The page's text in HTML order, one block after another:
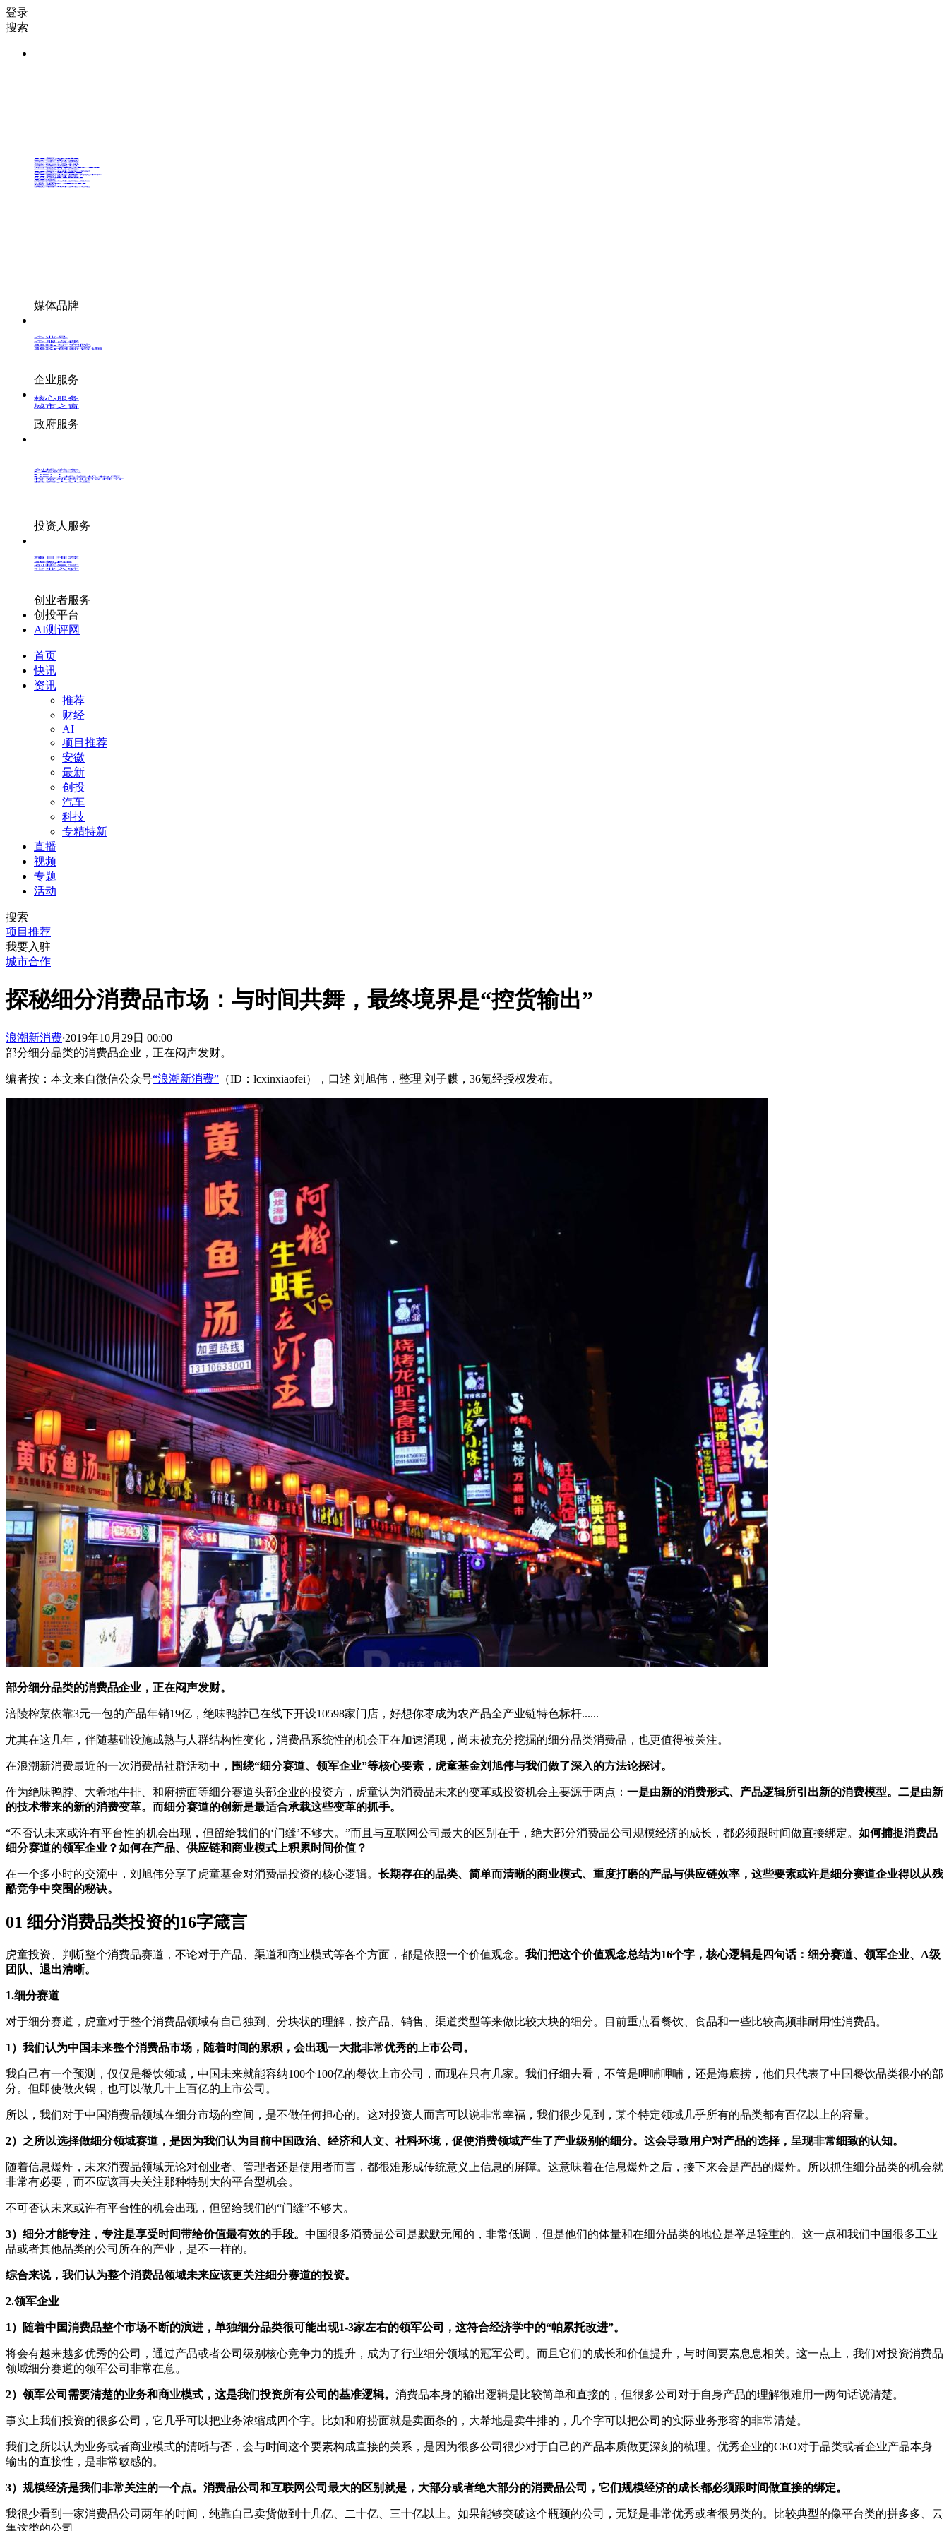
登录
搜索
36氪Auto
未来消费
未来城市
36氪出海
硬氪
媒体品牌
企业号
企服点评
36Kr研究院
36Kr创新咨询
企业服务
核心服务
城市之窗
政府服务
创投发布
LP源计划
VClub
VClub投资机构库
投资机构职位推介
投资人认证
投资人服务
项目推荐
36氪Pro
创投氪堂
企业入驻
创业者服务
创投平台
AI测评网
首页
快讯
资讯
推荐
财经
AI
项目推荐
安徽
最新
创投
汽车
科技
专精特新
直播
视频
专题
活动
搜索
项目推荐
我要入驻
城市合作
探秘细分消费品市场：与时间共舞，最终境界是“控货输出”
浪潮新消费·2019年10月29日 00:00
部分细分品类的消费品企业，正在闷声发财。
编者按：本文来自微信公众号“浪潮新消费” （ID：lcxinxiaofei），口述 刘旭伟，整理 刘子麒，36氪经授权发布。
部分细分品类的消费品企业，正在闷声发财。
涪陵榨菜依靠3元一包的产品年销19亿，绝味鸭脖已在线下开设10598家门店，好想你枣成为农产品全产业链特色标杆......
尤其在这几年，伴随基础设施成熟与人群结构性变化，消费品系统性的机会正在加速涌现，尚未被充分挖掘的细分品类消费品，也更值得被关注。
在浪潮新消费最近的一次消费品社群活动中， 围绕“细分赛道、领军企业”等核心要素，虎童基金刘旭伟与我们做了深入的方法论探讨。
作为绝味鸭脖、大希地牛排、和府捞面等细分赛道头部企业的投资方，虎童认为消费品未来的变革或投资机会主要源于两点： 一是由新的消费形式、产品逻辑所引出新的消费模型。 二是由新
的技术带来的新的消费变革。 而细分赛道的创新是最适合承载这些变革的抓手。
“不否认未来或许有平台性的机会出现，但留给我们的‘门缝’不够大。”而且与互联网公司最大的区别在于，绝大部分消费品公司规模经济的成长，都必须跟时间做直接绑定。 如何捕捉消费品
细分赛道的领军企业？如何在产品、供应链和商业模式上积累时间价值？
在一个多小时的交流中，刘旭伟分享了虎童基金对消费品投资的核心逻辑。 长期存在的品类、简单而清晰的商业模式、重度打磨的产品与供应链效率，这些要素或许是细分赛道企业得以从残
酷竞争中突围的秘诀。
01 细分消费品类投资的16字箴言
虎童投资、判断整个消费品赛道，不论对于产品、渠道和商业模式等各个方面，都是依照一个价值观念。 我们把这个价值观念总结为16个字，核心逻辑是四句话： 细分赛道、领军企业、A级
团队、退出清晰。
1.细分赛道
对于细分赛道，虎童对于整个消费品领域有自己独到、分块状的理解，按产品、销售、渠道类型等来做比较大块的细分。目前重点看餐饮、食品和一些比较高频非耐用性消费品。
1）我们认为中国未来整个消费品市场，随着时间的累积，会出现一大批非常优秀的上市公司。
我自己有一个预测，仅仅是餐饮领域，中国未来就能容纳100个100亿的餐饮上市公司，而现在只有几家。我们仔细去看，不管是呷哺呷哺，还是海底捞，他们只代表了中国餐饮品类很小的部
分。但即使做火锅，也可以做几十上百亿的上市公司。
所以，我们对于中国消费品领域在细分市场的空间，是不做任何担心的。这对投资人而言可以说非常幸福，我们很少见到，某个特定领域几乎所有的品类都有百亿以上的容量。
2）之所以选择做细分领域赛道，是因为我们认为目前中国政治、经济和人文、社科环境，促使消费领域产生了产业级别的细分。这会导致用户对产品的选择，呈现非常细致的认知。
随着信息爆炸，未来消费品领域无论对创业者、管理者还是使用者而言，都很难形成传统意义上信息的屏障。这意味着在信息爆炸之后，接下来会是产品的爆炸。所以抓住细分品类的机会就
非常有必要，而不应该再去关注那种特别大的平台型机会。
不可否认未来或许有平台性的机会出现，但留给我们的“门缝”不够大。
3）细分才能专注，专注是享受时间带给价值最有效的手段。 中国很多消费品公司是默默无闻的，非常低调，但是他们的体量和在细分品类的地位是举足轻重的。这一点和我们中国很多工业
品或者其他品类的公司所在的产业，是不一样的。
综合来说，我们认为整个消费品领域未来应该更关注细分赛道的投资。
2.领军企业
1）随着中国消费品整个市场不断的演进，单独细分品类很可能出现1-3家左右的领军公司，这符合经济学中的“帕累托改进”。
将会有越来越多优秀的公司，通过产品或者公司级别核心竞争力的提升，成为了行业细分领域的冠军公司。而且它们的成长和价值提升，与时间要素息息相关。这一点上，我们对投资消费品
领域细分赛道的领军公司非常在意。
2）领军公司需要清楚的业务和商业模式，这是我们投资所有公司的基准逻辑。 消费品本身的输出逻辑是比较简单和直接的，但很多公司对于自身产品的理解很难用一两句话说清楚。
事实上我们投资的很多公司，它几乎可以把业务浓缩成四个字。比如和府捞面就是卖面条的，大希地是卖牛排的，几个字可以把公司的实际业务形容的非常清楚。
我们之所以认为业务或者商业模式的清晰与否，会与时间这个要素构成直接的关系，是因为很多公司很少对于自己的产品本质做更深刻的梳理。优秀企业的CEO对于品类或者企业产品本身
输出的直接性，是非常敏感的。
3）规模经济是我们非常关注的一个点。消费品公司和互联网公司最大的区别就是，大部分或者绝大部分的消费品公司，它们规模经济的成长都必须跟时间做直接的绑定。
我很少看到一家消费品公司两年的时间，纯靠自己卖货做到十几亿、二十亿、三十亿以上。如果能够突破这个瓶颈的公司，无疑是非常优秀或者很另类的。比较典型的像平台类的拼多多、云
集这类的公司。